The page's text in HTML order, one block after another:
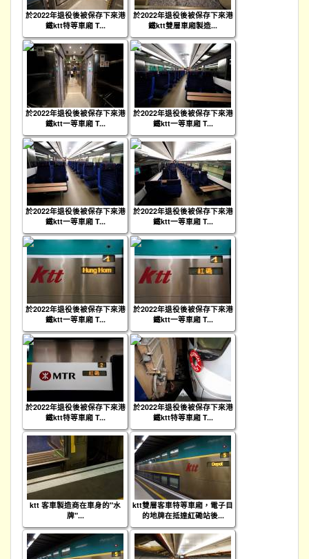
於2022年退役後被保存下來港
鐵ktt特等車廂 T...
於2022年退役後被保存下來港
鐵ktt雙層車廂製造...
於2022年退役後被保存下來港
鐵ktt一等車廂 T...
於2022年退役後被保存下來港
鐵ktt一等車廂 T...
於2022年退役後被保存下來港
鐵ktt一等車廂 T...
於2022年退役後被保存下來港
鐵ktt一等車廂 T...
於2022年退役後被保存下來港
鐵ktt一等車廂 T...
於2022年退役後被保存下來港
鐵ktt一等車廂 T...
於2022年退役後被保存下來港
鐵ktt特等車廂 T...
於2022年退役後被保存下來港
鐵ktt特等車廂 T...
ktt 客車製造商在車身的"水
牌"...
ktt雙層客車特等車廂，電子目
的地牌在抵達紅磡站後...